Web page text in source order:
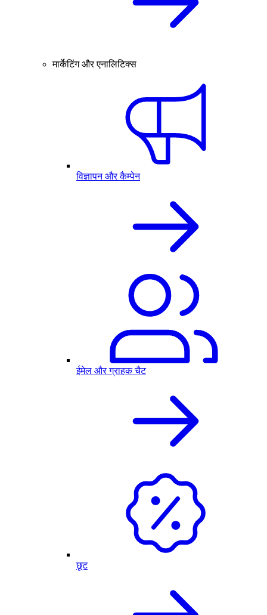
मार्केटिंग और एनालिटिक्स
विज्ञापन और कैम्पेन
ईमेल और ग्राहक चैट
छूट